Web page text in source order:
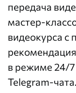
передача
мастер-
видеокурса с
в режиме 24/
Telegram-чата.